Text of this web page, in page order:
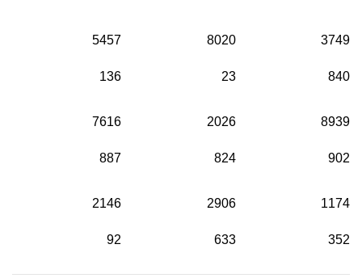
3749
840
8020
23
5457
136
8939
902
2026
824
7616
887
1174
352
2906
633
2146
92